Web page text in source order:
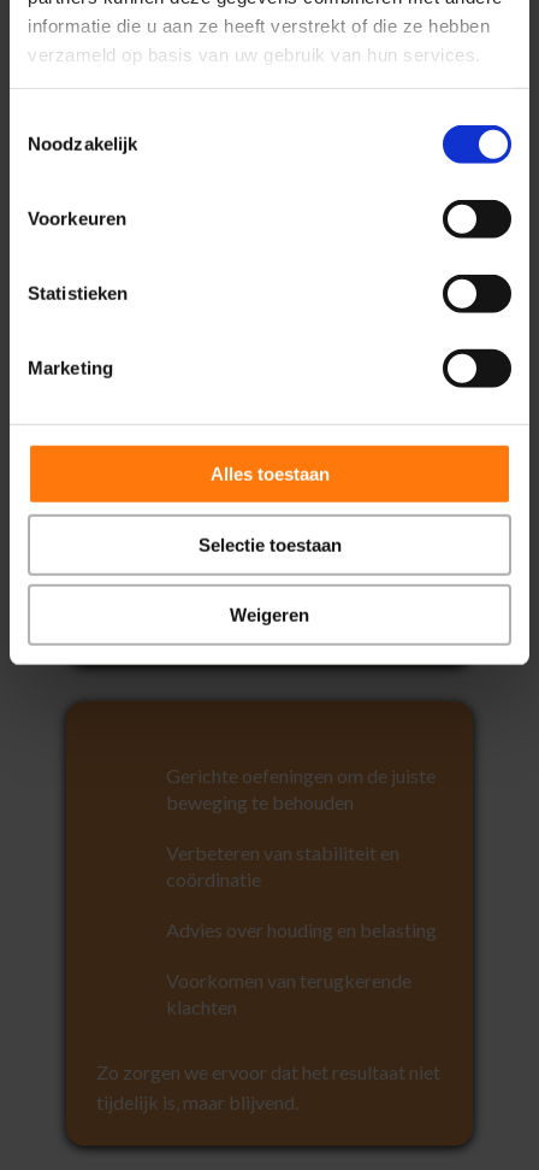
informatie die u aan ze heeft verstrekt of die ze hebben
verzameld op basis van uw gebruik van hun services.
Noodzakelijk
Voorkeuren
Statistieken
Marketing
Alles toestaan
Selectie toestaan
Weigeren
Gerichte behandeling
Pijnvrij corrigeren van
en functie
Behandeling zonder pijn
Gerichte oefeningen om de juiste
beweging te behouden
Verbeteren van stabiliteit en
coördinatie
Advies over houding en belasting
Voorkomen van terugkerende
klachten
Zo zorgen we ervoor dat het resultaat niet
tijdelijk is, maar blijvend.